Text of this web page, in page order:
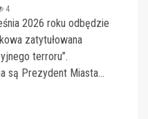
4
2026 roku odbędzie
zatytułowana
terroru”.
są Prezydent Miasta...